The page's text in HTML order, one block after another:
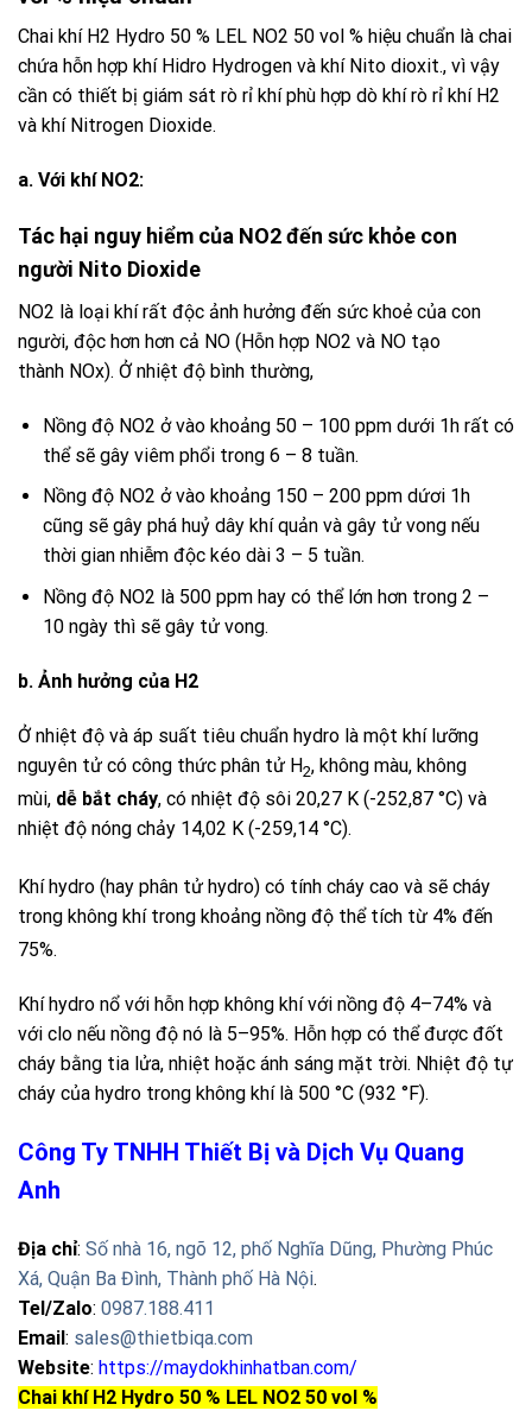
Chai khí H2 Hydro 50 % LEL NO2 50 vol % hiệu chuẩn là chai
chứa hỗn hợp khí Hidro Hydrogen và khí Nito dioxit., vì vậy
cần có thiết bị giám sát rò rỉ khíphù hợp dò khírò rỉ khí H2
và khí Nitrogen Dioxide.
a. Với khí NO2:
Tác hại nguy hiểm của NO2đến sức khỏe con
người Nito Dioxide
NO2 là loại khí rất độc ảnh hưởng đến sức khoẻ của con
người, độc hơn hơn cả NO (Hỗn hợp NO2 và NO tạo
thành NOx). Ở nhiệt độ bình thường,
Nồng độ NO2 ở vào khoảng 50 – 100 ppm dưới 1h rất có
thể sẽ gây viêm phổi trong 6 – 8 tuần.
Nồng độ NO2 ở vào khoảng 150 – 200 ppm dứơi 1h
cũng sẽ gây phá huỷ dây khí quản và gây tử vong nếu
thời gian nhiễm độc kéo dài 3 – 5 tuần.
Nồng độ NO2 là 500 ppm hay có thể lớn hơn trong 2 –
10 ngày thì sẽ gây tử vong.
b. Ảnh hưởng của H2
Ở nhiệt độ và áp suất tiêu chuẩn hydro là một khí lưỡng
nguyên tử có công thức phân tử H2, không màu, không
mùi, dễ bắt cháy, có nhiệt độ sôi 20,27 K (-252,87 °C) và
nhiệt độ nóng chảy 14,02 K (-259,14 °C).
Khíhydro (hay phân tử hydro) có tính cháy cao và sẽ cháy
trong không khí trong khoảng nồng độ thể tích từ 4% đến
75%.
Khí hydro nổ với hỗn hợp không khí với nồng độ 4–74% và
với clo nếu nồng độ nó là 5–95%. Hỗn hợp có thể được đốt
cháy bằng tia lửa, nhiệt hoặc ánh sáng mặt trời. Nhiệt độ tự
cháy của hydro trong không khí là 500 °C (932 °F).
Công Ty TNHH Thiết Bị và Dịch Vụ Quang
Anh
Địa chỉ: Số nhà 16, ngõ 12, phố Nghĩa Dũng, Phường Phúc
Xá, Quận Ba Đình, Thành phố Hà Nội.
Tel/Zalo: 0987.188.411
Email: sales@thietbiqa.com
Website: https://maydokhinhatban.com/
Chai khí H2 Hydro 50 % LEL NO2 50 vol %